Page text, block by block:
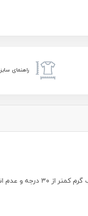
راهنمای
برای استحکام و دوام هر چه بیشتر